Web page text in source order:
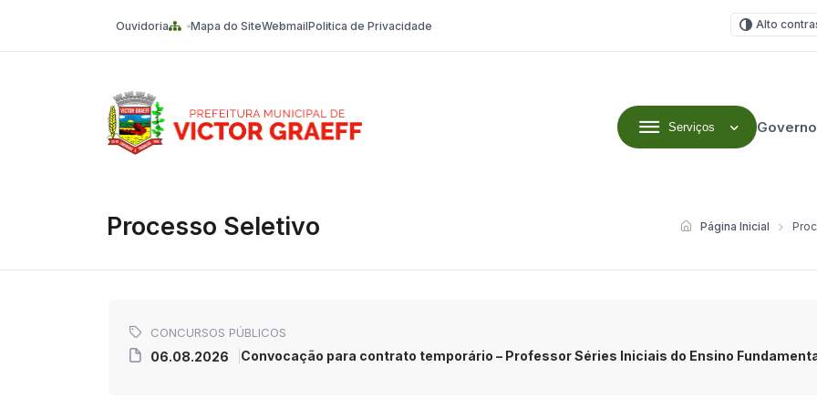
Ouvidoria Mapa do SiteWebmailPolitica de Privacidade Alto
Serviços Governo
Processo Seletivo Página Inicial
CONCURSOS PÚBLICOS
06.08.2026 Convocação para contrato temporário – Professor Séries Iniciais do Ensino